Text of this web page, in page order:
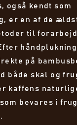
også kendt som
er en af de
til
på
både skal og
kaffens
bevares i